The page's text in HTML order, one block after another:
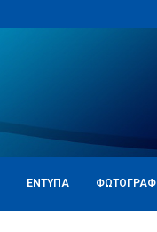
ΈΝΤΥΠΑ